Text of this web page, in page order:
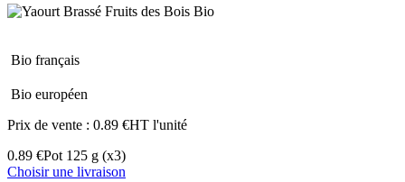
Bio français
Bio européen
Prix de vente : 0.89 €HT l'unité
0.89 €Pot 125 g (x3)
Choisir une livraison